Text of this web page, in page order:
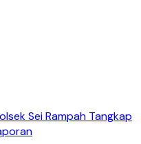
Sei Rampah Tangkap